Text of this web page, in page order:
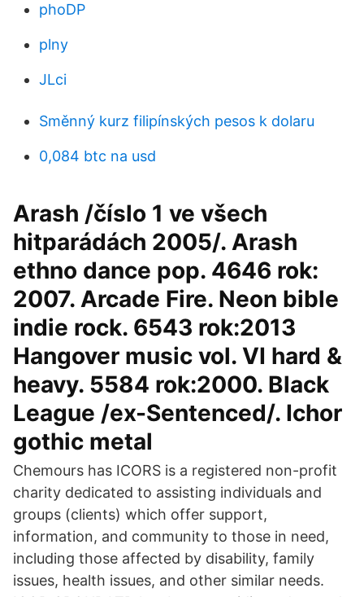
phoDP
plny
JLci
Směnný kurz filipínských pesos k dolaru
0,084 btc na usd
Arash /číslo 1 ve všech
hitparádách 2005/. Arash
ethno dance pop. 4646 rok:
2007. Arcade Fire. Neon bible
indie rock. 6543 rok:2013
Hangover music vol. VI hard &
heavy. 5584 rok:2000. Black
League /ex-Sentenced/. Ichor
gothic metal
Chemours has ICORS is a registered non-profit
charity dedicated to assisting individuals and
groups (clients) which offer support,
information, and community to those in need,
including those affected by disability, family
issues, health issues, and other similar needs.